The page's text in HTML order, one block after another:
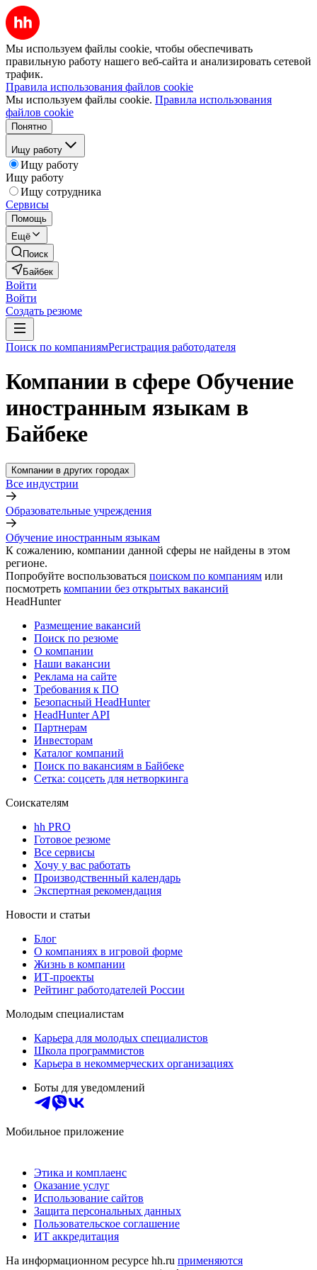
Мы используем файлы cookie, чтобы обеспечивать
правильную работу нашего веб-сайта и анализировать сетевой
трафик.
Правила использования файлов cookie
Мы используем файлы cookie. Правила использования
файлов cookie
Понятно
Ищу работу
Ищу работу
Ищу работу
Ищу сотрудника
Сервисы
Помощь
Ещё
Поиск
Байбек
Войти
Войти
Создать резюме
Поиск по компаниямРегистрация работодателя
Компании в сфере Обучение
иностранным языкам в
Байбеке
Компании в других городах
Все индустрии
Образовательные учреждения
Обучение иностранным языкам
К сожалению, компании данной сферы не найдены в этом
регионе.
Попробуйте воспользоваться поиском по компаниям или
посмотреть компании без открытых вакансий
HeadHunter
Размещение вакансий
Поиск по резюме
О компании
Наши вакансии
Реклама на сайте
Требования к ПО
Безопасный HeadHunter
HeadHunter API
Партнерам
Инвесторам
Каталог компаний
Поиск по вакансиям в Байбеке
Сетка: соцсеть для нетворкинга
Соискателям
hh PRO
Готовое резюме
Все сервисы
Хочу у вас работать
Производственный календарь
Экспертная рекомендация
Новости и статьи
Блог
О компаниях в игровой форме
Жизнь в компании
ИТ-проекты
Рейтинг работодателей России
Молодым специалистам
Карьера для молодых специалистов
Школа программистов
Карьера в некоммерческих организациях
Боты для уведомлений
Мобильное приложение
Этика и комплаенс
Оказание услуг
Использование сайтов
Защита персональных данных
Пользовательское соглашение
ИТ аккредитация
На информационном ресурсе hh.ru применяются